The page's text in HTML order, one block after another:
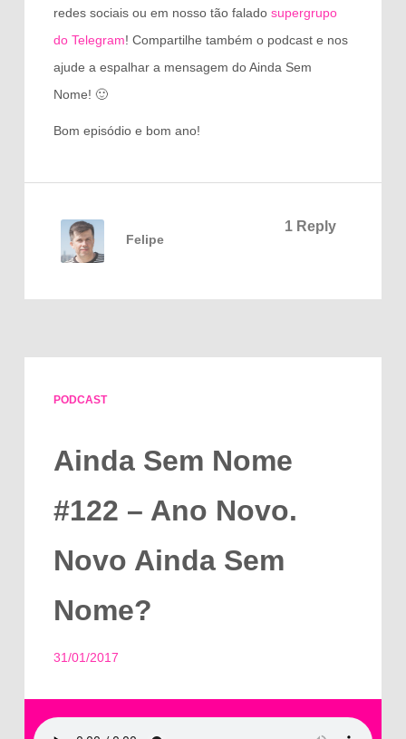
redes sociais ou em nosso tão falado supergrupo
do Telegram! Compartilhe também o podcast e nos
ajude a espalhar a mensagem do Ainda Sem
Nome! 🙂
Bom episódio e bom ano!
1 Reply
Felipe
PODCAST
Ainda Sem Nome
#122 – Ano Novo.
Novo Ainda Sem
Nome?
31/01/2017